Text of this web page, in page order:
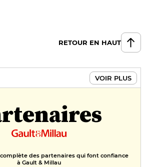
RETOUR EN HAUT
VOIR PLUS
des partenaires qui font confiance
à Gault & Millau